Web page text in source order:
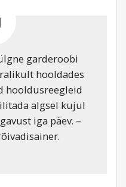
garderoobi
hooldades
hooldusreegleid
algsel kujul
iga päev. –